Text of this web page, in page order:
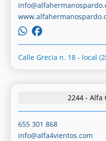
Calle Grecia n. 18 - local
2244 - Alfa
655 301 868
info@alfa4vientos.com